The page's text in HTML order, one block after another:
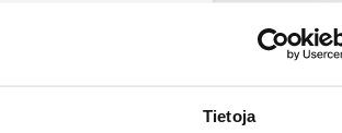
Tietoja
seurojen